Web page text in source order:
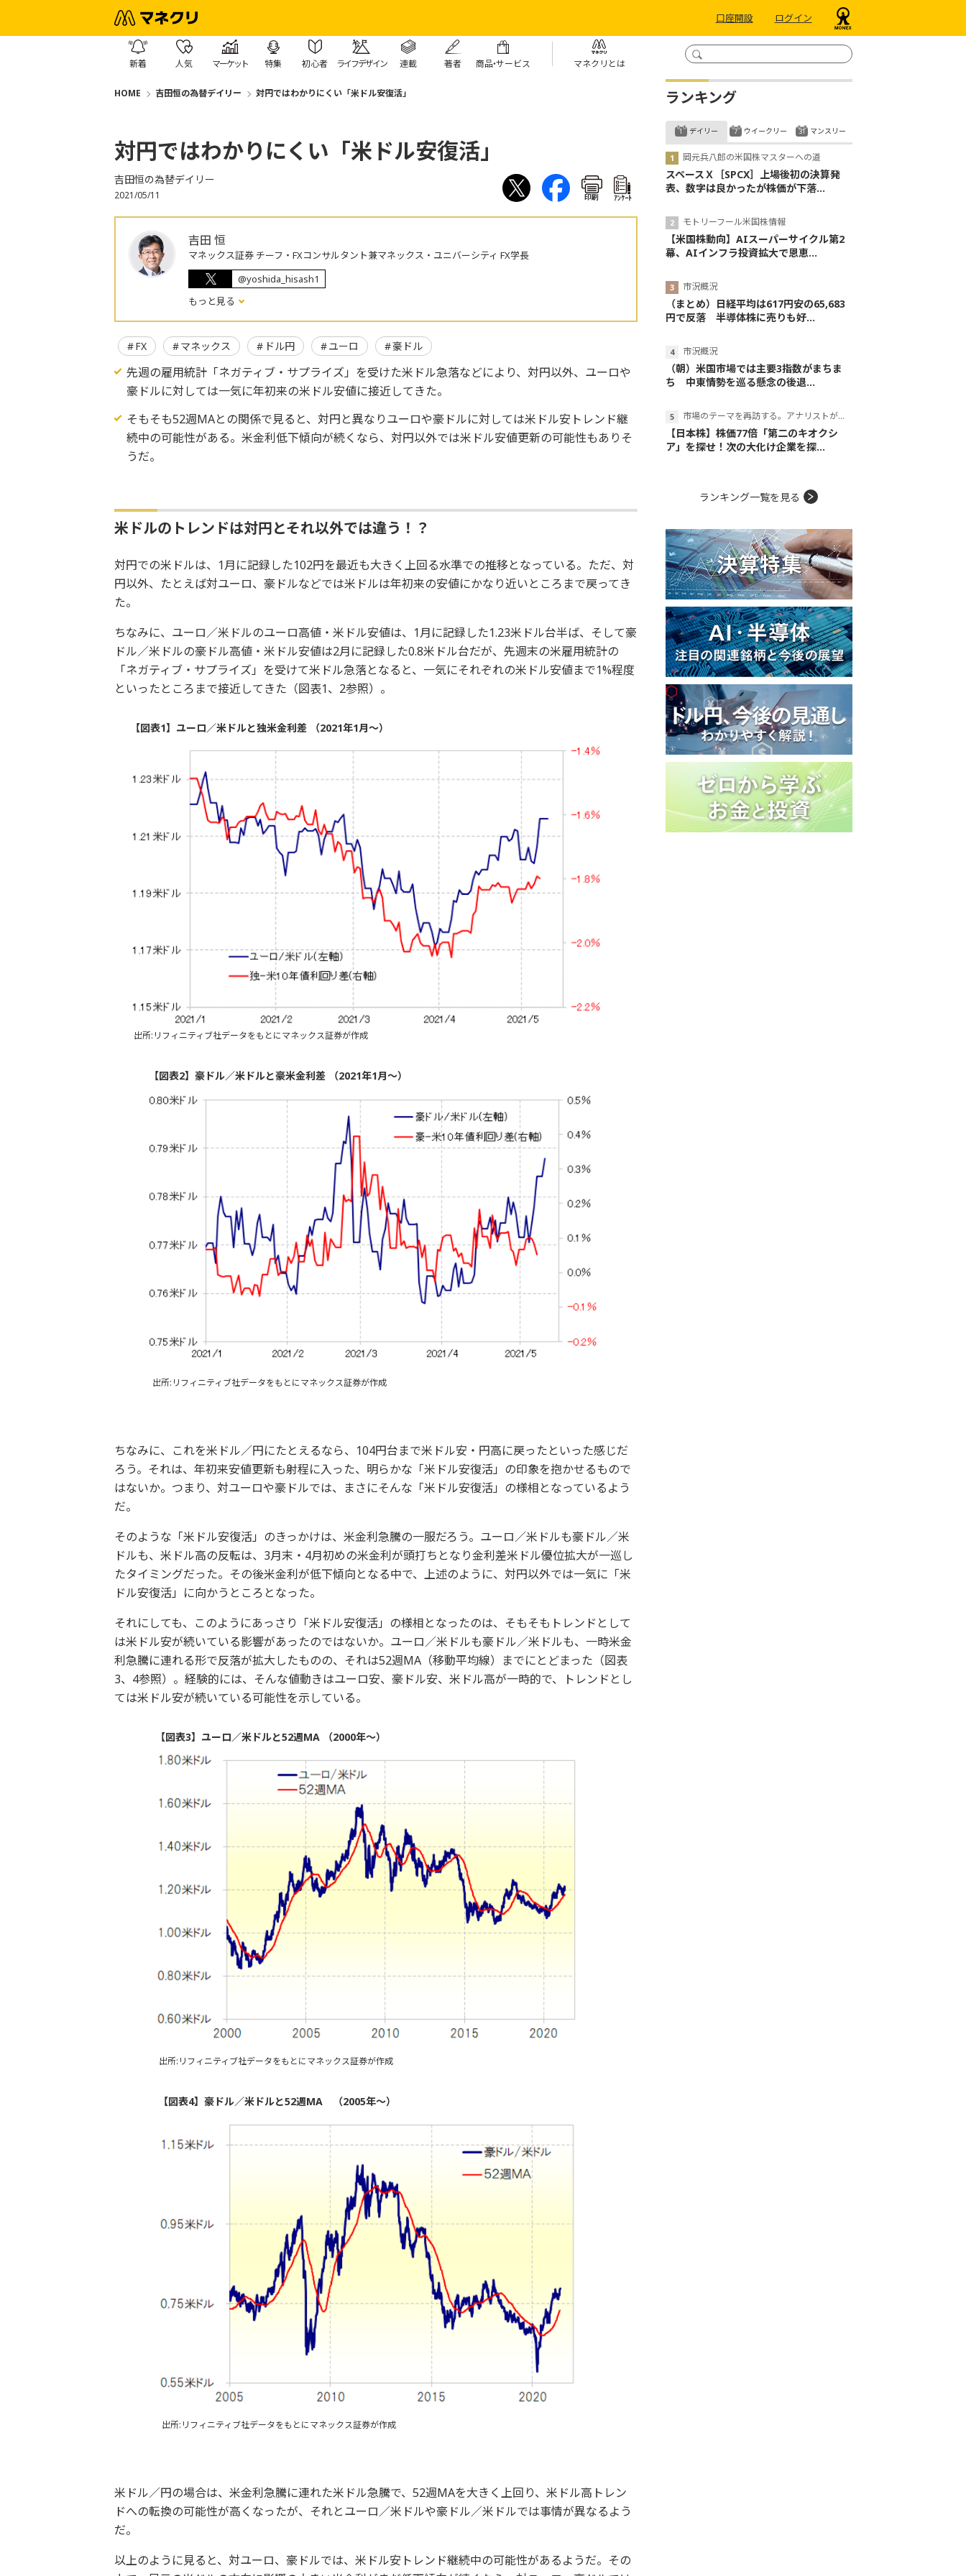
口座開設 ログイン
新着 人気 マーケット 特集 初心者 ライフデザイン 連載 著者 商品・サービス マネクリとは
HOME 吉田恒の為替デイリー 対円ではわかりにくい「米ドル安復活」
対円ではわかりにくい「米ドル安復活」
吉田恒の為替デイリー
2021/05/11 印刷 ｱﾝｹｰﾄ
吉田 恒
マネックス証券 チーフ・FXコンサルタント兼マネックス・ユニバーシティ FX学長
@yoshida_hisash1
もっと見る
FX マネックス ドル円 ユーロ 豪ドル
先週の雇用統計「ネガティブ・サプライズ」を受けた米ドル急落などにより、対円以外、ユーロや
豪ドルに対しては一気に年初来の米ドル安値に接近してきた。
そもそも52週MAとの関係で見ると、対円と異なりユーロや豪ドルに対しては米ドル安トレンド継
続中の可能性がある。米金利低下傾向が続くなら、対円以外では米ドル安値更新の可能性もありそ
うだ。
米ドルのトレンドは対円とそれ以外では違う！？
対円での米ドルは、1月に記録した102円を最近も大きく上回る水準での推移となっている。ただ、対
円以外、たとえば対ユーロ、豪ドルなどでは米ドルは年初来の安値にかなり近いところまで戻ってき
た。
ちなみに、ユーロ／米ドルのユーロ高値・米ドル安値は、1月に記録した1.23米ドル台半ば、そして豪
ドル／米ドルの豪ドル高値・米ドル安値は2月に記録した0.8米ドル台だが、先週末の米雇用統計の
「ネガティブ・サプライズ」を受けて米ドル急落となると、一気にそれぞれの米ドル安値まで1%程度
といったところまで接近してきた（図表1、2参照）。
【図表1】ユーロ／米ドルと独米金利差 （2021年1月～）
出所:リフィニティブ社データをもとにマネックス証券が作成
【図表2】豪ドル／米ドルと豪米金利差 （2021年1月～）
出所:リフィニティブ社データをもとにマネックス証券が作成
ちなみに、これを米ドル／円にたとえるなら、104円台まで米ドル安・円高に戻ったといった感じだ
ろう。それは、年初来安値更新も射程に入った、明らかな「米ドル安復活」の印象を抱かせるもので
はないか。つまり、対ユーロや豪ドルでは、まさにそんな「米ドル安復活」の様相となっているよう
だ。
そのような「米ドル安復活」のきっかけは、米金利急騰の一服だろう。ユーロ／米ドルも豪ドル／米
ドルも、米ドル高の反転は、3月末・4月初めの米金利が頭打ちとなり金利差米ドル優位拡大が一巡し
たタイミングだった。その後米金利が低下傾向となる中で、上述のように、対円以外では一気に「米
ドル安復活」に向かうところとなった。
それにしても、このようにあっさり「米ドル安復活」の様相となったのは、そもそもトレンドとして
は米ドル安が続いている影響があったのではないか。ユーロ／米ドルも豪ドル／米ドルも、一時米金
利急騰に連れる形で反落が拡大したものの、それは52週MA（移動平均線）までにとどまった（図表
3、4参照）。経験的には、そんな値動きはユーロ安、豪ドル安、米ドル高が一時的で、トレンドとし
ては米ドル安が続いている可能性を示している。
【図表3】ユーロ／米ドルと52週MA （2000年～）
出所:リフィニティブ社データをもとにマネックス証券が作成
【図表4】豪ドル／米ドルと52週MA （2005年～）
出所:リフィニティブ社データをもとにマネックス証券が作成
米ドル／円の場合は、米金利急騰に連れた米ドル急騰で、52週MAを大きく上回り、米ドル高トレン
ドへの転換の可能性が高くなったが、それとユーロ／米ドルや豪ドル／米ドルでは事情が異なるよう
だ。
以上のように見ると、対ユーロ、豪ドルでは、米ドル安トレンド継続中の可能性があるようだ。その
ランキング
デイリー
岡元兵八郎の米国株マスターへの道
スペースＸ［SPCX］上場後初の決算発
表、数字は良かったが株価が下落...
モトリーフール米国株情報
【米国株動向】AIスーパーサイクル第2
幕、AIインフラ投資拡大で恩恵...
市況概況
（まとめ）日経平均は617円安の65,683
円で反落 半導体株に売りも好...
市況概況
（朝）米国市場では主要3指数がまちま
ち 中東情勢を巡る懸念の後退...
市場のテーマを再訪する。アナリストが読み解くテーマの本質
【日本株】株価77倍「第二のキオクシ
ア」を探せ！次の大化け企業を探...
ウイークリー マンスリー
ランキング一覧を見る